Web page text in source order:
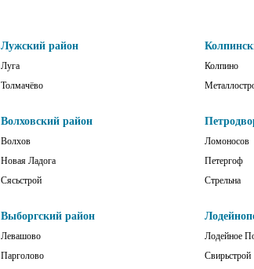
Лужский район
Луга
Толмачёво
Колпино
Волховский район
Волхов
Новая Ладога
Сясьстрой
Ломоносов
Петергоф
Стрельна
Выборгский район
Левашово
Парголово
Лодейное
Свирьстрой